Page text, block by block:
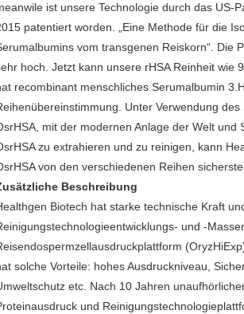
ist unsere Technologie durch das US-
patentiert worden. „Eine Methode für die
vom transgenen Reiskorn“. Die
hoch. Jetzt kann unsere rHSA Reinheit wie
recombinant menschliches Serumalbumin
Unter Verwendung
mit der modernen Anlage der Welt
zu extrahieren und zu reinigen, kann
von den verschiedenen Reihen
Beschreibung
Biotech hat starke technische Kraft
und -
solche Vorteile: hohes Ausdruckniveau,
etc. Nach 10 Jahren
und